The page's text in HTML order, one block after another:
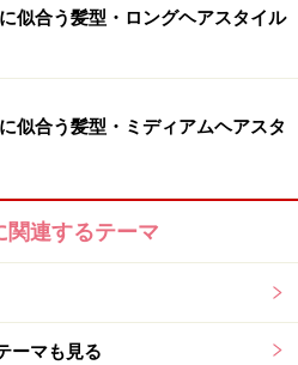
似合う髪型・ロングヘアスタイル
似合う髪型・ミディアムヘアスタ
関連するテーマ
ーマも見る